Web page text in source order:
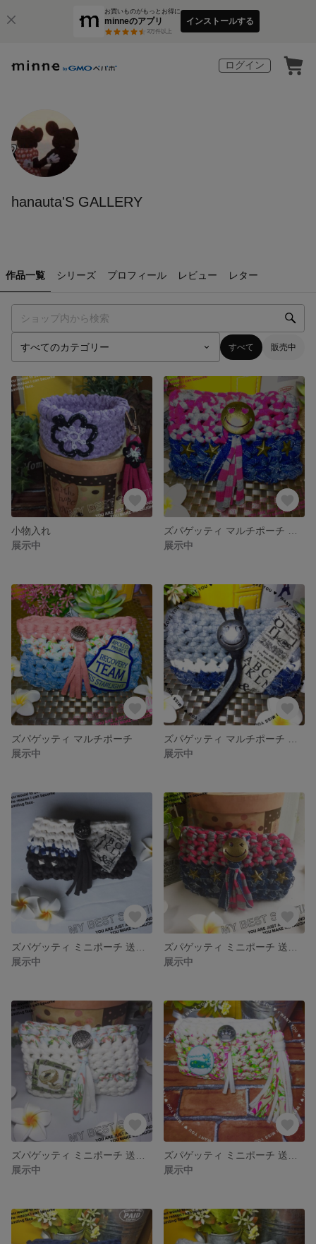
お買いものがもっとお得に
minneのアプリ
3万件以上
インストールする
ログイン
hanauta'S GALLERY
作品一覧 シリーズ プロフィール レビュー レター
すべて 販売中
小物入れ
展示中
展示中
ズパゲッティ マルチポーチ
展示中
展示中
展示中
展示中
展示中
展示中